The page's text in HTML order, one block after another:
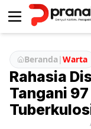
Beranda|Warta
Rahasia
Tangani